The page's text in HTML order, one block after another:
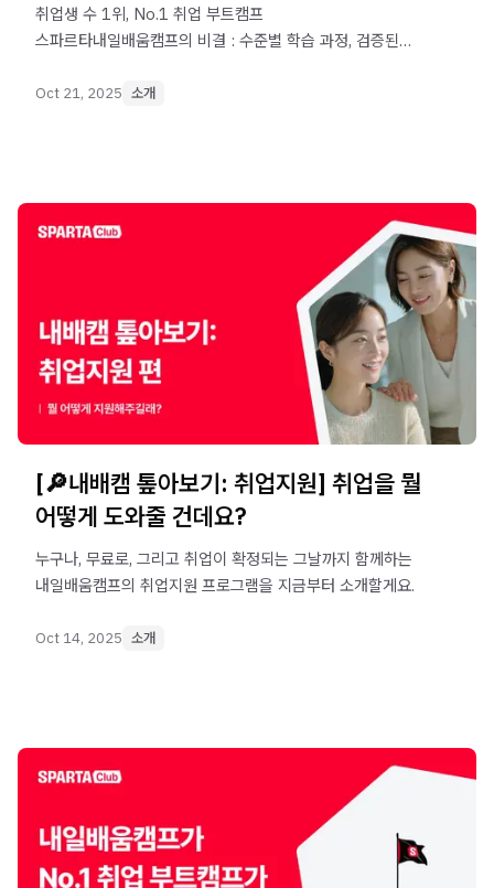
취업생 수 1위, No.1 취업 부트캠프
스파르타내일배움캠프의 비결 : 수준별 학습 과정, 검증된
Oct 21, 2025 소개
[🔎내배캠 톺아보기: 취업지원] 취업을 뭘
어떻게 도와줄 건데요?
누구나, 무료로, 그리고 취업이 확정되는 그날까지 함께하는
내일배움캠프의 취업지원 프로그램을 지금부터 소개할게요.
Oct 14, 2025 소개